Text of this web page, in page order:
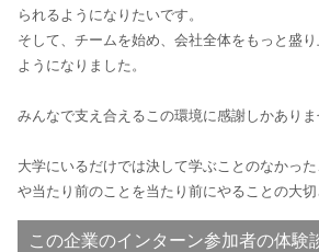
られるようになりたいです。
そして、チームを始め、会社全体をもっと盛
ようになりました。
みんなで支え合えるこの環境に感謝しかありま
大学にいるだけでは決して学ぶことのなかっ
や当たり前のことを当たり前にやることの大切
この企業のインターン参加者の体験